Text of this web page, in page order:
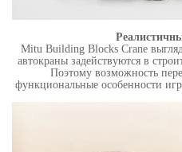
Mitu Building Blocks Crane
автокраны задействуются в
Поэтому возможность
функциональные особенности